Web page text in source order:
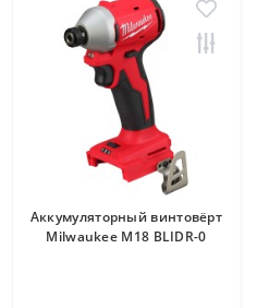
Аккумуляторный винтовёрт
Milwaukee M18 BLIDR-0